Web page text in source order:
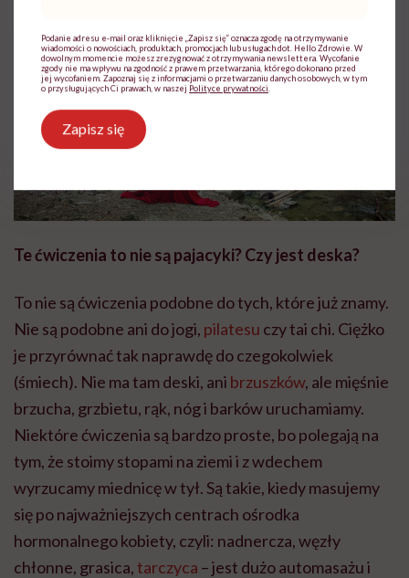
Te ćwiczenia to nie są pajacyki? Czy jest deska?
To nie są ćwiczenia podobne do tych, które już znamy.
Nie są podobne ani do jogi, pilatesu czy tai chi. Ciężko
je przyrównać tak naprawdę do czegokolwiek
(śmiech). Nie ma tam deski, ani brzuszków, ale mięśnie
brzucha, grzbietu, rąk, nóg i barków uruchamiamy.
Niektóre ćwiczenia są bardzo proste, bo polegają na
tym, że stoimy stopami na ziemi i z wdechem
wyrzucamy miednicę w tył. Są takie, kiedy masujemy
się po najważniejszych centrach ośrodka
hormonalnego kobiety, czyli: nadnercza, węzły
chłonne, grasica,tarczyca – jest dużo automasażu i
Podanie adresu e-mail oraz kliknięcie „Zapisz się” oznacza zgodę na otrzymywanie
wiadomości o nowościach, produktach, promocjach lub usługach dot. Hello Zdrowie. W
dowolnym momencie możesz zrezygnować z otrzymywania newslettera. Wycofanie
zgody nie ma wpływu na zgodność z prawem przetwarzania, którego dokonano przed
jej wycofaniem. Zapoznaj się z informacjami o przetwarzaniu danych osobowych, w tym
o przysługujących Ci prawach, w naszej Polityce prywatności
Zapisz się